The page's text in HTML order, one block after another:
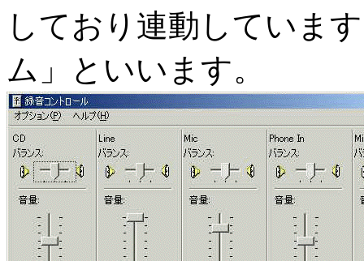
しており連動していま
ム」といいます。